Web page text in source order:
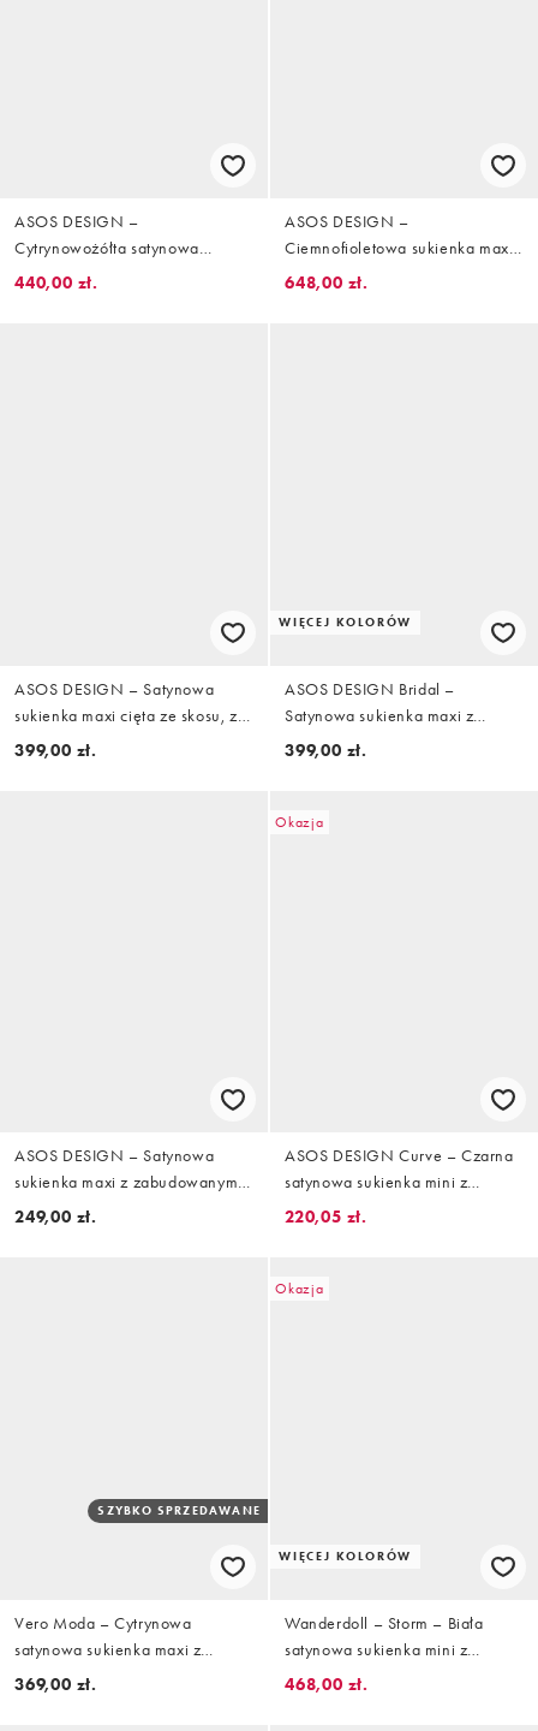
ASOS DESIGN –
Cytrynowożółta satynowa
sukienka maxi z długimi
440,00 zł.
ASOS DESIGN –
Ciemnofioletowa sukienka maxi
z drapowanym dekoltem z
648,00 zł.
ASOS DESIGN – Satynowa
sukienka maxi cięta ze skosu, z
drapowaniem i wszytą chustą, w
399,00 zł.
WIĘCEJ KOLORÓW
ASOS DESIGN Bridal –
Satynowa sukienka maxi z
nietoperzowymi rękawami w
399,00 zł.
ASOS DESIGN – Satynowa
sukienka maxi z zabudowanym
dekoltem i drapowaną spódnicą,
249,00 zł.
Okazja
ASOS DESIGN Curve – Czarna
satynowa sukienka mini z
haftowanym wzorem i frędzlami
220,05 zł.
SZYBKO SPRZEDAWANE
Vero Moda – Cytrynowa
satynowa sukienka maxi z
obszernymi rozkloszowanymi
369,00 zł.
Okazja
WIĘCEJ KOLORÓW
Wanderdoll – Storm – Biała
satynowa sukienka mini z
długimi rękawami, poduszkami
468,00 zł.